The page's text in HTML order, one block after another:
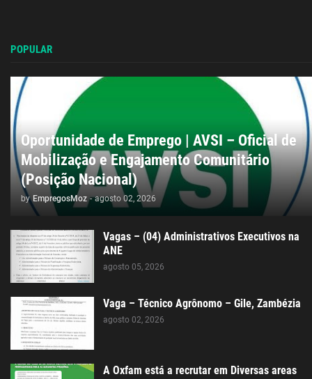
POPULAR
Oportunidade de Emprego | AVSI – Oficial de
Mobilização e Engajamento Comunitário
(Posição Nacional)
by EmpregosMoz - agosto 02, 2026
Vagas – (04) Administrativos Executivos na
ANE
agosto 05, 2026
Vaga – Técnico Agrônomo – Gile, Zambézia
agosto 02, 2026
A Oxfam está a recrutar em Diversas areas